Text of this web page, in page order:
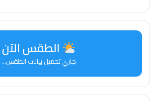
الطقس الآن
جاري تحميل بيانات الطقس...